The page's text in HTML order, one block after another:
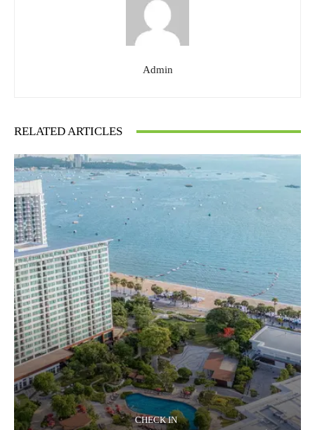
Admin
RELATED ARTICLES
CHECK IN